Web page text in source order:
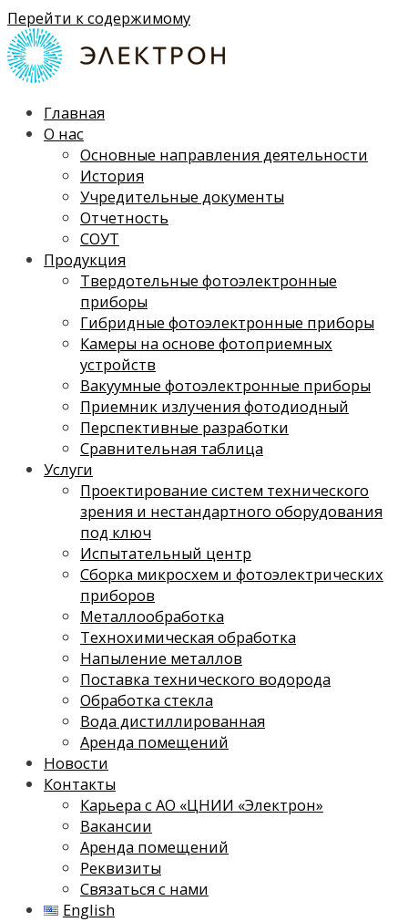
Перейти к содержимому
Главная
О нас
Основные направления деятельности
История
Учредительные документы
Отчетность
СОУТ
Продукция
Твердотельные фотоэлектронные
приборы
Гибридные фотоэлектронные приборы
Камеры на основе фотоприемных
устройств
Вакуумные фотоэлектронные приборы
Приемник излучения фотодиодный
Перспективные разработки
Сравнительная таблица
Услуги
Проектирование систем технического
зрения и нестандартного оборудования
под ключ
Испытательный центр
Сборка микросхем и фотоэлектрических
приборов
Металлообработка
Технохимическая обработка
Напыление металлов
Поставка технического водорода
Обработка стекла
Вода дистиллированная
Аренда помещений
Новости
Контакты
Карьера с АО «ЦНИИ «Электрон»
Вакансии
Аренда помещений
Реквизиты
Связаться с нами
English